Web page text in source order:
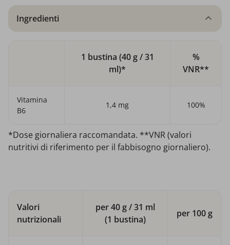
Ingredienti
1 bustina (40 g / 31
ml)*
%
VNR**
Vitamina
B6
1,4 mg 100%
*Dose giornaliera raccomandata. **VNR (valori
nutritivi di riferimento per il fabbisogno giornaliero).
Valori
nutrizionali
per 40 g / 31 ml
(1 bustina)
per 100 g